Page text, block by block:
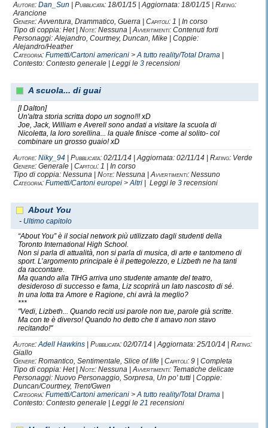
Autore: Dan_Sun Pubblicata: 18/01/15 | Aggiornata: 18/01/15 | Rating:
Arancione
Genere:Avventura, Drammatico, Guerra | Capitoli: 1 | In corso
Tipo di coppia: Het | Note: Nessuna |Avvertimenti: Contenuti forti
Personaggi: Alejandro, Courtney, Duncan, Mike | Coppie:
Alejandro/Heather
Categoria: Fumetti/Cartoni americani >A tutto reality/Total Drama
Contesto: Contesto generale | Leggi le 3 recensioni
A scuola... di guai
[I Dalton]
Un'altra storia scritta dopo un sogno!!! xD
Joe, Jack, William e Averell sono andati a visitare la scuola di
Nicoletta, la loro sorellina... la quale finisce -come al solito- col
combinare un grosso guaio! xD
Autore: Niky_94 Pubblicata: 02/11/14 | Aggiornata: 02/11/14 | Rating: Verde
Genere: Generale | Capitoli: 1 | In corso
Tipo di coppia: Nessuna | Note: Nessuna |Avvertimenti: Nessuno
Categoria: Fumetti/Cartoni europei >Altri | Leggi le 3 recensioni
About You
- Ultimo capitolo
“About You” è il social network più utilizzato dagli studenti della
Toronto International High School.
Non si parla di attualità, non si parla di musica, di arte e tantomeno di
sport. L’argomento principale è il pettegolezzo, e Lizbeth ne ha tanti
da raccontare.
Ma quando alla TIHG arriva uno studente amante del teatro,
desideroso di successo e fama, Liz scoprirà un lato nascosto di sé.
In una lotta tra Amore e Ragione, chi avrà la meglio?
***
"Vedi, Lizbeth... Quando reciti usi parole non tue, parole già scritte.
Ma con te è diverso! Quando ho detto che ti amavo non stavo
recitando!"
Autore: Adell Hawkins Pubblicata: 02/07/14 | Aggiornata: 25/10/14 | Rating:
Giallo
Genere: Romantico, Sentimentale, Slice of life | Capitoli: 9 | Completa
Tipo di coppia: Het | Note: Nessuna |Avvertimenti: Tematiche delicate
Personaggi: Nuovo Personaggio, Sorpresa, Un po' tutti | Coppie:
Duncan/Courtney, Trent/Gwen
Categoria: Fumetti/Cartoni americani >A tutto reality/Total Drama
Contesto: Contesto generale | Leggi le 21 recensioni